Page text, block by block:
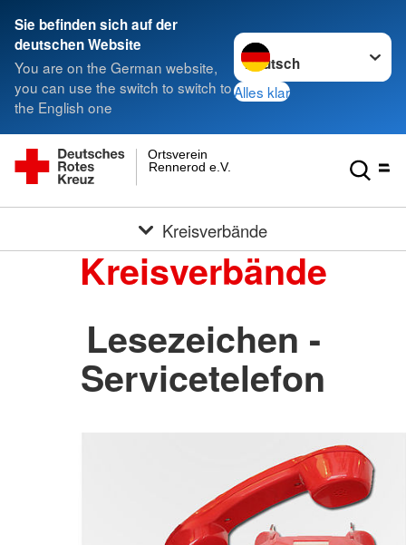
Sie befinden sich auf der
deutschen Website
You are on the German website,
you can use the switch to switch to
the English one
Sprache wechseln zu
Alles klar
Rennerod e.V.
Ortsverein
Kreisverbände
Kreisverbände
Lesezeichen -
Servicetelefon